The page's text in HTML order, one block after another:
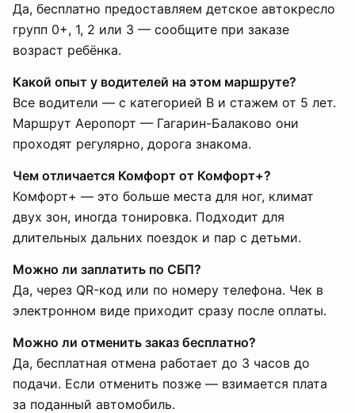
Да, бесплатно предоставляем детское автокресло
групп 0+, 1, 2 или 3 — сообщите при заказе
возраст ребёнка.
Какой опыт у водителей на этом маршруте?
Все водители — с категорией B и стажем от 5 лет.
Маршрут Аеропорт — Гагарин-Балаково они
проходят регулярно, дорога знакома.
Чем отличается Комфорт от Комфорт+?
Комфорт+ — это больше места для ног, климат
двух зон, иногда тонировка. Подходит для
длительных дальних поездок и пар с детьми.
Можно ли заплатить по СБП?
Да, через QR-код или по номеру телефона. Чек в
электронном виде приходит сразу после оплаты.
Можно ли отменить заказ бесплатно?
Да, бесплатная отмена работает до 3 часов до
подачи. Если отменить позже — взимается плата
за поданный автомобиль.